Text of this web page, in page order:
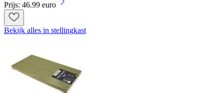
Prijs: 46.99 euro
Bekijk alles in stellingkast